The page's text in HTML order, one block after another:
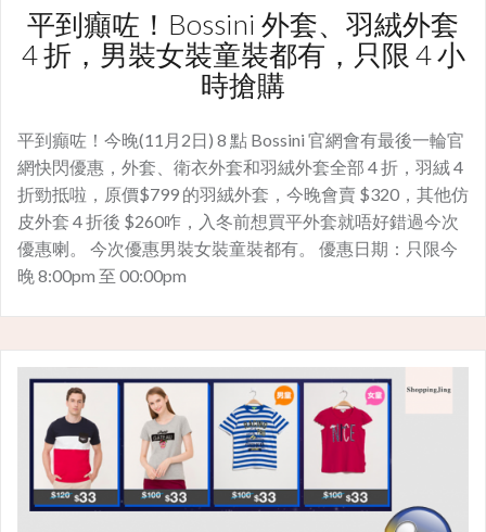
平到癲咗！Bossini 外套、羽絨外套
4 折，男裝女裝童裝都有，只限 4 小
時搶購
平到癲咗！今晚(11月2日) 8 點 Bossini 官網會有最後一輪官
網快閃優惠，外套、衛衣外套和羽絨外套全部 4 折，羽絨 4
折勁抵啦，原價$799 的羽絨外套，今晚會賣 $320，其他仿
皮外套 4 折後 $260咋，入冬前想買平外套就唔好錯過今次
優惠喇。 今次優惠男裝女裝童裝都有。 優惠日期：只限今
晚 8:00pm 至 00:00pm